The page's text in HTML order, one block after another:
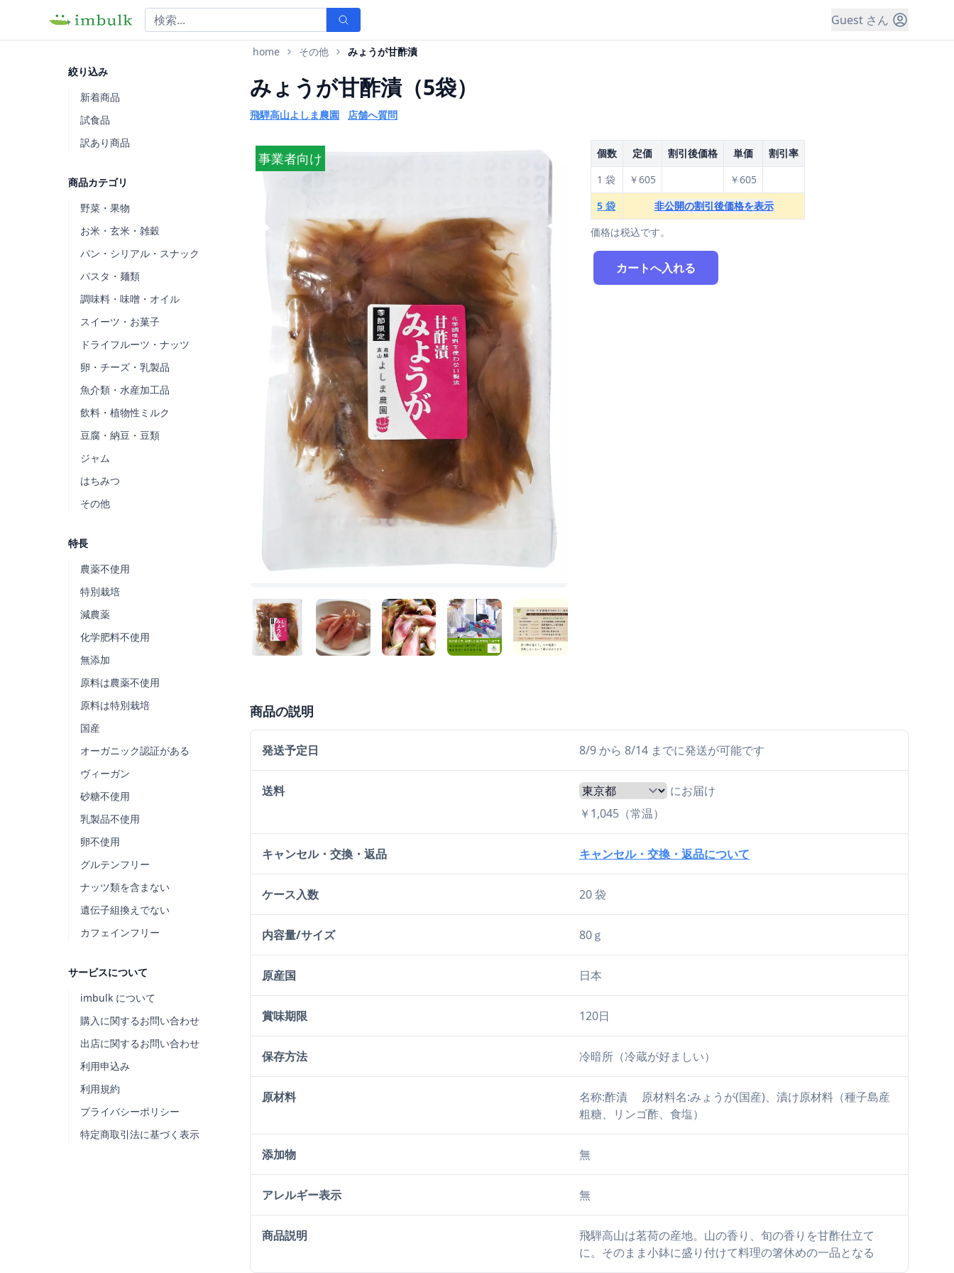
Guest さん
絞り込み
新着商品
試食品
訳あり商品
商品カテゴリ
野菜・果物
お米・玄米・雑穀
パン・シリアル・スナック
パスタ・麺類
調味料・味噌・オイル
スイーツ・お菓子
ドライフルーツ・ナッツ
卵・チーズ・乳製品
魚介類・水産加工品
飲料・植物性ミルク
豆腐・納豆・豆類
ジャム
はちみつ
その他
特長
農薬不使用
特別栽培
減農薬
化学肥料不使用
無添加
原料は農薬不使用
原料は特別栽培
国産
オーガニック認証がある
ヴィーガン
砂糖不使用
乳製品不使用
卵不使用
グルテンフリー
ナッツ類を含まない
遺伝子組換えでない
カフェインフリー
サービスについて
imbulk について
購入に関するお問い合わせ
出店に関するお問い合わせ
利用申込み
利用規約
プライバシーポリシー
特定商取引法に基づく表示
home その他 みょうが甘酢漬
みょうが甘酢漬（5袋）
飛騨高山よしま農園 店舗へ質問
事業者向け 個数 定価 割引後価格 単価
割引率
1 袋
￥605
￥605
5 袋
非公開の割引後価格を表示
価格は税込です。
カートへ入れる
商品の説明
発送予定日 8/9 から 8/14 までに発送が可能です
送料
にお届け
￥1,045（常温）
キャンセル・交換・返品 キャンセル・交換・返品について
ケース入数 20 袋
内容量/サイズ 80ｇ
原産国 日本
賞味期限 120日
保存方法 冷暗所（冷蔵が好ましい）
原材料
名称:酢漬 原材料名:みょうが(国産)、漬け原材料（種子島産
粗糖、リンゴ酢、食塩）
添加物 無
アレルギー表示 無
商品説明
飛騨高山は茗荷の産地。山の香り、旬の香りを甘酢仕立て
に。そのまま小鉢に盛り付けて料理の箸休めの一品となる